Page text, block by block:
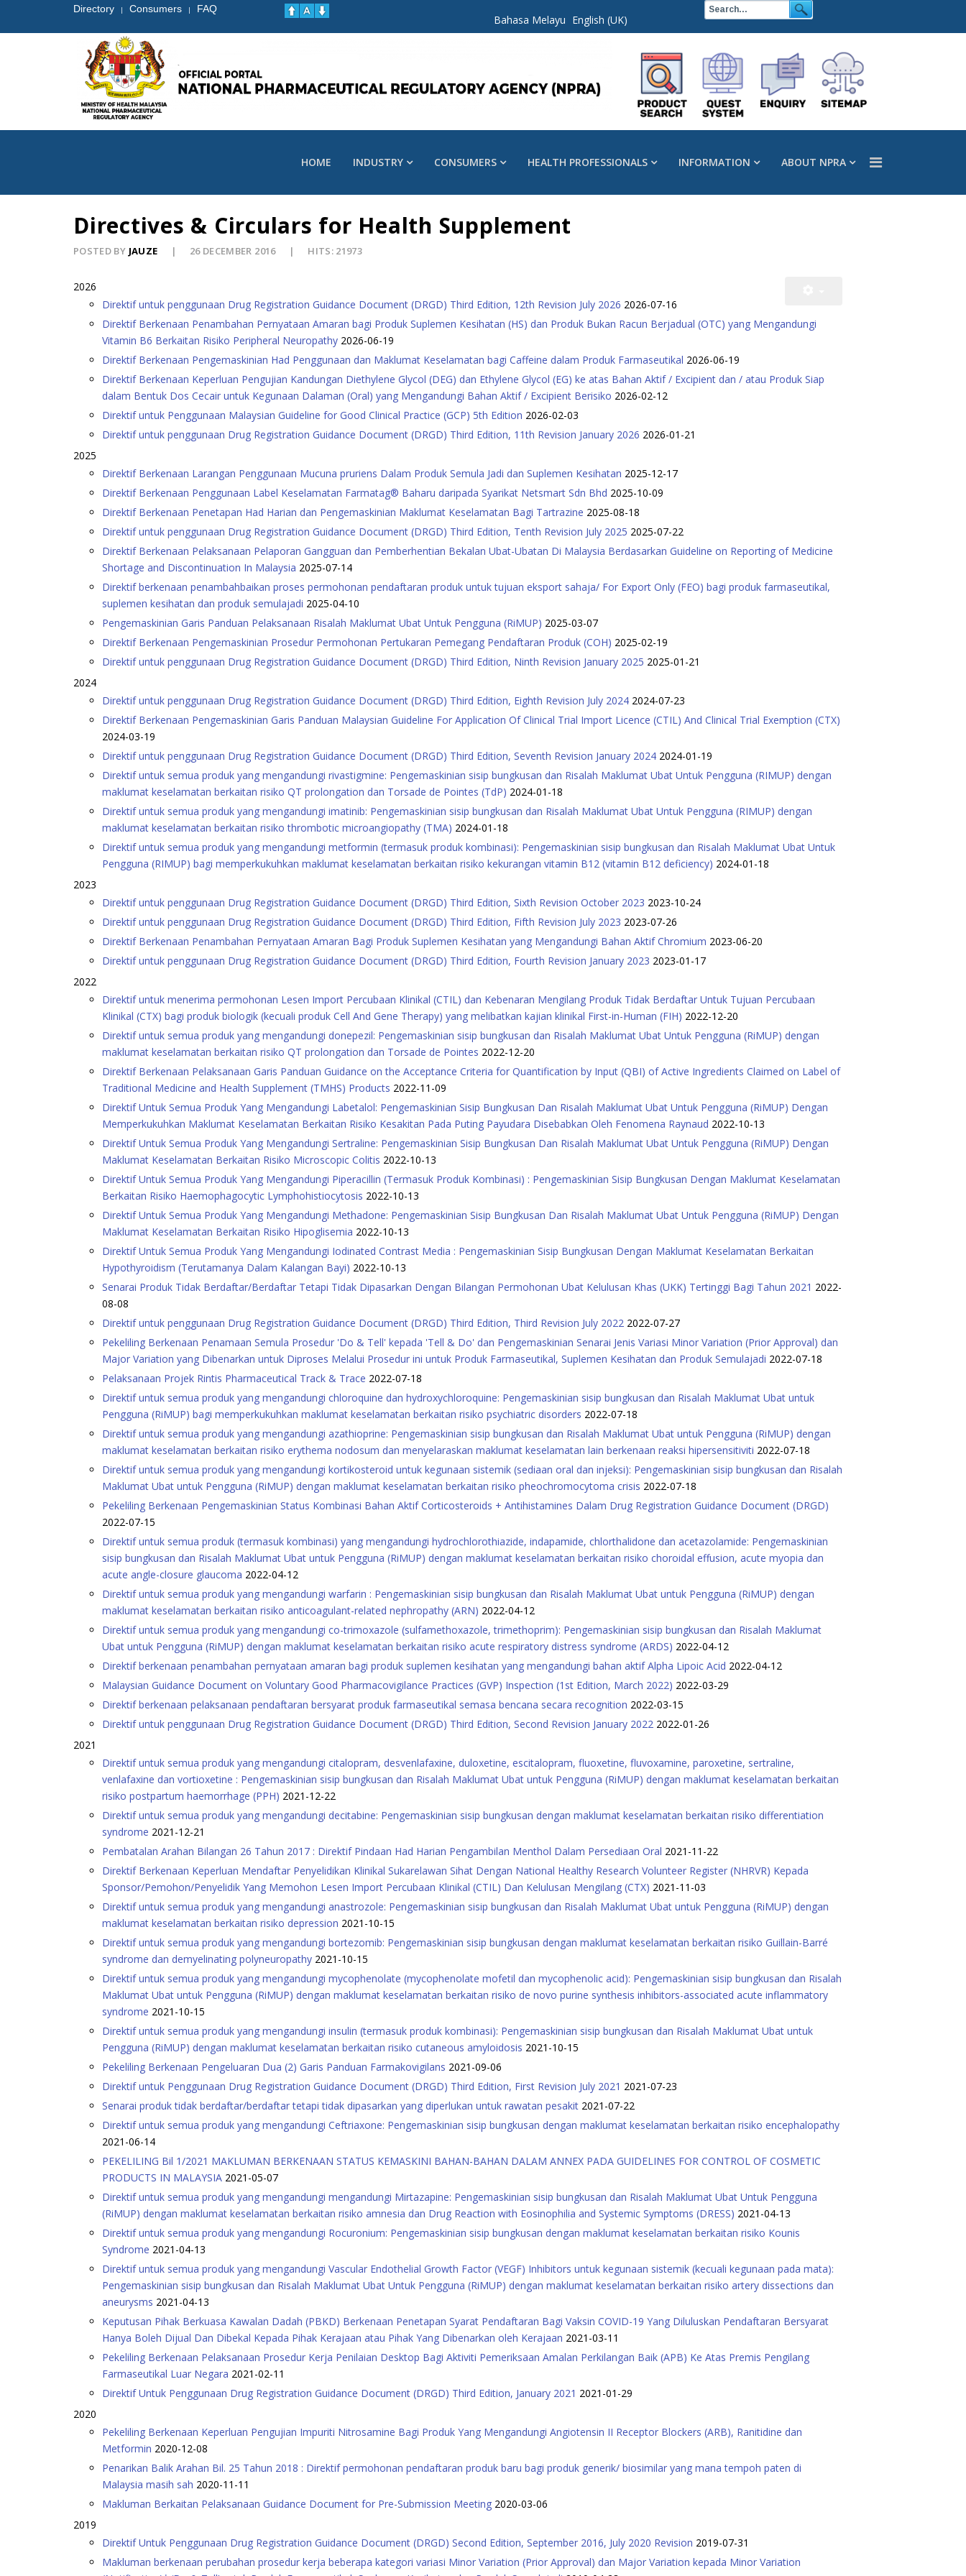
Directory | Consumers | FAQ
Bahasa Melayu English (UK)
HOME INDUSTRY CONSUMERS HEALTH PROFESSIONALS INFORMATION ABOUT NPRA
Directives & Circulars for Health Supplement
POSTED BY JAUZE 26 DECEMBER 2016 HITS: 21973
2026
Direktif untuk penggunaan Drug Registration Guidance Document (DRGD) Third Edition, 12th Revision July 2026 2026-07-16
Direktif Berkenaan Penambahan Pernyataan Amaran bagi Produk Suplemen Kesihatan (HS) dan Produk Bukan Racun Berjadual (OTC) yang Mengandungi
Vitamin B6 Berkaitan Risiko Peripheral Neuropathy 2026-06-19
Direktif Berkenaan Pengemaskinian Had Penggunaan dan Maklumat Keselamatan bagi Caffeine dalam Produk Farmaseutikal 2026-06-19
Direktif Berkenaan Keperluan Pengujian Kandungan Diethylene Glycol (DEG) dan Ethylene Glycol (EG) ke atas Bahan Aktif / Excipient dan / atau Produk Siap
dalam Bentuk Dos Cecair untuk Kegunaan Dalaman (Oral) yang Mengandungi Bahan Aktif / Excipient Berisiko 2026-02-12
Direktif untuk Penggunaan Malaysian Guideline for Good Clinical Practice (GCP) 5th Edition 2026-02-03
Direktif untuk penggunaan Drug Registration Guidance Document (DRGD) Third Edition, 11th Revision January 2026 2026-01-21
2025
Direktif Berkenaan Larangan Penggunaan Mucuna pruriens Dalam Produk Semula Jadi dan Suplemen Kesihatan 2025-12-17
Direktif Berkenaan Penggunaan Label Keselamatan Farmatag® Baharu daripada Syarikat Netsmart Sdn Bhd 2025-10-09
Direktif Berkenaan Penetapan Had Harian dan Pengemaskinian Maklumat Keselamatan Bagi Tartrazine 2025-08-18
Direktif untuk penggunaan Drug Registration Guidance Document (DRGD) Third Edition, Tenth Revision July 2025 2025-07-22
Direktif Berkenaan Pelaksanaan Pelaporan Gangguan dan Pemberhentian Bekalan Ubat-Ubatan Di Malaysia Berdasarkan Guideline on Reporting of Medicine
Shortage and Discontinuation In Malaysia 2025-07-14
Direktif berkenaan penambahbaikan proses permohonan pendaftaran produk untuk tujuan eksport sahaja/ For Export Only (FEO) bagi produk farmaseutikal,
suplemen kesihatan dan produk semulajadi 2025-04-10
Pengemaskinian Garis Panduan Pelaksanaan Risalah Maklumat Ubat Untuk Pengguna (RiMUP) 2025-03-07
Direktif Berkenaan Pengemaskinian Prosedur Permohonan Pertukaran Pemegang Pendaftaran Produk (COH) 2025-02-19
Direktif untuk penggunaan Drug Registration Guidance Document (DRGD) Third Edition, Ninth Revision January 2025 2025-01-21
2024
Direktif untuk penggunaan Drug Registration Guidance Document (DRGD) Third Edition, Eighth Revision July 2024 2024-07-23
Direktif Berkenaan Pengemaskinian Garis Panduan Malaysian Guideline For Application Of Clinical Trial Import Licence (CTIL) And Clinical Trial Exemption (CTX)
2024-03-19
Direktif untuk penggunaan Drug Registration Guidance Document (DRGD) Third Edition, Seventh Revision January 2024 2024-01-19
Direktif untuk semua produk yang mengandungi rivastigmine: Pengemaskinian sisip bungkusan dan Risalah Maklumat Ubat Untuk Pengguna (RIMUP) dengan
maklumat keselamatan berkaitan risiko QT prolongation dan Torsade de Pointes (TdP) 2024-01-18
Direktif untuk semua produk yang mengandungi imatinib: Pengemaskinian sisip bungkusan dan Risalah Maklumat Ubat Untuk Pengguna (RIMUP) dengan
maklumat keselamatan berkaitan risiko thrombotic microangiopathy (TMA) 2024-01-18
Direktif untuk semua produk yang mengandungi metformin (termasuk produk kombinasi): Pengemaskinian sisip bungkusan dan Risalah Maklumat Ubat Untuk
Pengguna (RIMUP) bagi memperkukuhkan maklumat keselamatan berkaitan risiko kekurangan vitamin B12 (vitamin B12 deficiency) 2024-01-18
2023
Direktif untuk penggunaan Drug Registration Guidance Document (DRGD) Third Edition, Sixth Revision October 2023 2023-10-24
Direktif untuk penggunaan Drug Registration Guidance Document (DRGD) Third Edition, Fifth Revision July 2023 2023-07-26
Direktif Berkenaan Penambahan Pernyataan Amaran Bagi Produk Suplemen Kesihatan yang Mengandungi Bahan Aktif Chromium 2023-06-20
Direktif untuk penggunaan Drug Registration Guidance Document (DRGD) Third Edition, Fourth Revision January 2023 2023-01-17
2022
Direktif untuk menerima permohonan Lesen Import Percubaan Klinikal (CTIL) dan Kebenaran Mengilang Produk Tidak Berdaftar Untuk Tujuan Percubaan
Klinikal (CTX) bagi produk biologik (kecuali produk Cell And Gene Therapy) yang melibatkan kajian klinikal First-in-Human (FIH) 2022-12-20
Direktif untuk semua produk yang mengandungi donepezil: Pengemaskinian sisip bungkusan dan Risalah Maklumat Ubat Untuk Pengguna (RiMUP) dengan
maklumat keselamatan berkaitan risiko QT prolongation dan Torsade de Pointes 2022-12-20
Direktif Berkenaan Pelaksanaan Garis Panduan Guidance on the Acceptance Criteria for Quantification by Input (QBI) of Active Ingredients Claimed on Label of
Traditional Medicine and Health Supplement (TMHS) Products 2022-11-09
Direktif Untuk Semua Produk Yang Mengandungi Labetalol: Pengemaskinian Sisip Bungkusan Dan Risalah Maklumat Ubat Untuk Pengguna (RiMUP) Dengan
Memperkukuhkan Maklumat Keselamatan Berkaitan Risiko Kesakitan Pada Puting Payudara Disebabkan Oleh Fenomena Raynaud 2022-10-13
Direktif Untuk Semua Produk Yang Mengandungi Sertraline: Pengemaskinian Sisip Bungkusan Dan Risalah Maklumat Ubat Untuk Pengguna (RiMUP) Dengan
Maklumat Keselamatan Berkaitan Risiko Microscopic Colitis 2022-10-13
Direktif Untuk Semua Produk Yang Mengandungi Piperacillin (Termasuk Produk Kombinasi) : Pengemaskinian Sisip Bungkusan Dengan Maklumat Keselamatan
Berkaitan Risiko Haemophagocytic Lymphohistiocytosis 2022-10-13
Direktif Untuk Semua Produk Yang Mengandungi Methadone: Pengemaskinian Sisip Bungkusan Dan Risalah Maklumat Ubat Untuk Pengguna (RiMUP) Dengan
Maklumat Keselamatan Berkaitan Risiko Hipoglisemia 2022-10-13
Direktif Untuk Semua Produk Yang Mengandungi Iodinated Contrast Media : Pengemaskinian Sisip Bungkusan Dengan Maklumat Keselamatan Berkaitan
Hypothyroidism (Terutamanya Dalam Kalangan Bayi) 2022-10-13
Senarai Produk Tidak Berdaftar/Berdaftar Tetapi Tidak Dipasarkan Dengan Bilangan Permohonan Ubat Kelulusan Khas (UKK) Tertinggi Bagi Tahun 2021 2022-
08-08
Direktif untuk penggunaan Drug Registration Guidance Document (DRGD) Third Edition, Third Revision July 2022 2022-07-27
Pekeliling Berkenaan Penamaan Semula Prosedur 'Do & Tell' kepada 'Tell & Do' dan Pengemaskinian Senarai Jenis Variasi Minor Variation (Prior Approval) dan
Major Variation yang Dibenarkan untuk Diproses Melalui Prosedur ini untuk Produk Farmaseutikal, Suplemen Kesihatan dan Produk Semulajadi 2022-07-18
Pelaksanaan Projek Rintis Pharmaceutical Track & Trace 2022-07-18
Direktif untuk semua produk yang mengandungi chloroquine dan hydroxychloroquine: Pengemaskinian sisip bungkusan dan Risalah Maklumat Ubat untuk
Pengguna (RiMUP) bagi memperkukuhkan maklumat keselamatan berkaitan risiko psychiatric disorders 2022-07-18
Direktif untuk semua produk yang mengandungi azathioprine: Pengemaskinian sisip bungkusan dan Risalah Maklumat Ubat untuk Pengguna (RiMUP) dengan
maklumat keselamatan berkaitan risiko erythema nodosum dan menyelaraskan maklumat keselamatan lain berkenaan reaksi hipersensitiviti 2022-07-18
Direktif untuk semua produk yang mengandungi kortikosteroid untuk kegunaan sistemik (sediaan oral dan injeksi): Pengemaskinian sisip bungkusan dan Risalah
Maklumat Ubat untuk Pengguna (RiMUP) dengan maklumat keselamatan berkaitan risiko pheochromocytoma crisis 2022-07-18
Pekeliling Berkenaan Pengemaskinian Status Kombinasi Bahan Aktif Corticosteroids + Antihistamines Dalam Drug Registration Guidance Document (DRGD)
2022-07-15
Direktif untuk semua produk (termasuk kombinasi) yang mengandungi hydrochlorothiazide, indapamide, chlorthalidone dan acetazolamide: Pengemaskinian
sisip bungkusan dan Risalah Maklumat Ubat untuk Pengguna (RiMUP) dengan maklumat keselamatan berkaitan risiko choroidal effusion, acute myopia dan
acute angle-closure glaucoma 2022-04-12
Direktif untuk semua produk yang mengandungi warfarin : Pengemaskinian sisip bungkusan dan Risalah Maklumat Ubat untuk Pengguna (RiMUP) dengan
maklumat keselamatan berkaitan risiko anticoagulant-related nephropathy (ARN) 2022-04-12
Direktif untuk semua produk yang mengandungi co-trimoxazole (sulfamethoxazole, trimethoprim): Pengemaskinian sisip bungkusan dan Risalah Maklumat
Ubat untuk Pengguna (RiMUP) dengan maklumat keselamatan berkaitan risiko acute respiratory distress syndrome (ARDS) 2022-04-12
Direktif berkenaan penambahan pernyataan amaran bagi produk suplemen kesihatan yang mengandungi bahan aktif Alpha Lipoic Acid 2022-04-12
Malaysian Guidance Document on Voluntary Good Pharmacovigilance Practices (GVP) Inspection (1st Edition, March 2022) 2022-03-29
Direktif berkenaan pelaksanaan pendaftaran bersyarat produk farmaseutikal semasa bencana secara recognition 2022-03-15
Direktif untuk penggunaan Drug Registration Guidance Document (DRGD) Third Edition, Second Revision January 2022 2022-01-26
2021
Direktif untuk semua produk yang mengandungi citalopram, desvenlafaxine, duloxetine, escitalopram, fluoxetine, fluvoxamine, paroxetine, sertraline,
venlafaxine dan vortioxetine : Pengemaskinian sisip bungkusan dan Risalah Maklumat Ubat untuk Pengguna (RiMUP) dengan maklumat keselamatan berkaitan
risiko postpartum haemorrhage (PPH) 2021-12-22
Direktif untuk semua produk yang mengandungi decitabine: Pengemaskinian sisip bungkusan dengan maklumat keselamatan berkaitan risiko differentiation
syndrome 2021-12-21
Pembatalan Arahan Bilangan 26 Tahun 2017 : Direktif Pindaan Had Harian Pengambilan Menthol Dalam Persediaan Oral 2021-11-22
Direktif Berkenaan Keperluan Mendaftar Penyelidikan Klinikal Sukarelawan Sihat Dengan National Healthy Research Volunteer Register (NHRVR) Kepada
Sponsor/Pemohon/Penyelidik Yang Memohon Lesen Import Percubaan Klinikal (CTIL) Dan Kelulusan Mengilang (CTX) 2021-11-03
Direktif untuk semua produk yang mengandungi anastrozole: Pengemaskinian sisip bungkusan dan Risalah Maklumat Ubat untuk Pengguna (RiMUP) dengan
maklumat keselamatan berkaitan risiko depression 2021-10-15
Direktif untuk semua produk yang mengandungi bortezomib: Pengemaskinian sisip bungkusan dengan maklumat keselamatan berkaitan risiko Guillain-Barré
syndrome dan demyelinating polyneuropathy 2021-10-15
Direktif untuk semua produk yang mengandungi mycophenolate (mycophenolate mofetil dan mycophenolic acid): Pengemaskinian sisip bungkusan dan Risalah
Maklumat Ubat untuk Pengguna (RiMUP) dengan maklumat keselamatan berkaitan risiko de novo purine synthesis inhibitors-associated acute inflammatory
syndrome 2021-10-15
Direktif untuk semua produk yang mengandungi insulin (termasuk produk kombinasi): Pengemaskinian sisip bungkusan dan Risalah Maklumat Ubat untuk
Pengguna (RiMUP) dengan maklumat keselamatan berkaitan risiko cutaneous amyloidosis 2021-10-15
Pekeliling Berkenaan Pengeluaran Dua (2) Garis Panduan Farmakovigilans 2021-09-06
Direktif untuk Penggunaan Drug Registration Guidance Document (DRGD) Third Edition, First Revision July 2021 2021-07-23
Senarai produk tidak berdaftar/berdaftar tetapi tidak dipasarkan yang diperlukan untuk rawatan pesakit 2021-07-22
Direktif untuk semua produk yang mengandungi Ceftriaxone: Pengemaskinian sisip bungkusan dengan maklumat keselamatan berkaitan risiko encephalopathy
2021-06-14
PEKELILING Bil 1/2021 MAKLUMAN BERKENAAN STATUS KEMASKINI BAHAN-BAHAN DALAM ANNEX PADA GUIDELINES FOR CONTROL OF COSMETIC
PRODUCTS IN MALAYSIA 2021-05-07
Direktif untuk semua produk yang mengandungi mengandungi Mirtazapine: Pengemaskinian sisip bungkusan dan Risalah Maklumat Ubat Untuk Pengguna
(RiMUP) dengan maklumat keselamatan berkaitan risiko amnesia dan Drug Reaction with Eosinophilia and Systemic Symptoms (DRESS) 2021-04-13
Direktif untuk semua produk yang mengandungi Rocuronium: Pengemaskinian sisip bungkusan dengan maklumat keselamatan berkaitan risiko Kounis
Syndrome 2021-04-13
Direktif untuk semua produk yang mengandungi Vascular Endothelial Growth Factor (VEGF) Inhibitors untuk kegunaan sistemik (kecuali kegunaan pada mata):
Pengemaskinian sisip bungkusan dan Risalah Maklumat Ubat Untuk Pengguna (RiMUP) dengan maklumat keselamatan berkaitan risiko artery dissections dan
aneurysms 2021-04-13
Keputusan Pihak Berkuasa Kawalan Dadah (PBKD) Berkenaan Penetapan Syarat Pendaftaran Bagi Vaksin COVID-19 Yang Diluluskan Pendaftaran Bersyarat
Hanya Boleh Dijual Dan Dibekal Kepada Pihak Kerajaan atau Pihak Yang Dibenarkan oleh Kerajaan 2021-03-11
Pekeliling Berkenaan Pelaksanaan Prosedur Kerja Penilaian Desktop Bagi Aktiviti Pemeriksaan Amalan Perkilangan Baik (APB) Ke Atas Premis Pengilang
Farmaseutikal Luar Negara 2021-02-11
Direktif Untuk Penggunaan Drug Registration Guidance Document (DRGD) Third Edition, January 2021 2021-01-29
2020
Pekeliling Berkenaan Keperluan Pengujian Impuriti Nitrosamine Bagi Produk Yang Mengandungi Angiotensin II Receptor Blockers (ARB), Ranitidine dan
Metformin 2020-12-08
Penarikan Balik Arahan Bil. 25 Tahun 2018 : Direktif permohonan pendaftaran produk baru bagi produk generik/ biosimilar yang mana tempoh paten di
Malaysia masih sah 2020-11-11
Makluman Berkaitan Pelaksanaan Guidance Document for Pre-Submission Meeting 2020-03-06
2019
Direktif Untuk Penggunaan Drug Registration Guidance Document (DRGD) Second Edition, September 2016, July 2020 Revision 2019-07-31
Makluman berkenaan perubahan prosedur kerja beberapa kategori variasi Minor Variation (Prior Approval) dan Major Variation kepada Minor Variation